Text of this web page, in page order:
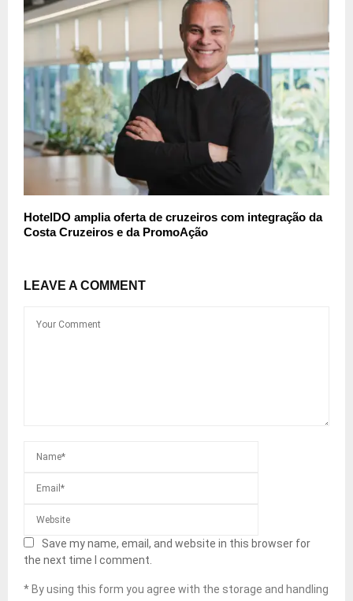
HotelDO amplia oferta de cruzeiros com integração da
Costa Cruzeiros e da PromoAção
LEAVE A COMMENT
Save my name, email, and website in this browser for
the next time I comment.
* By using this form you agree with the storage and handling